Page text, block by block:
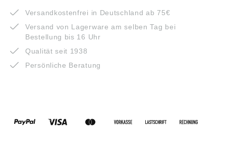
Versandkostenfrei in Deutschland ab 75€
Versand von Lagerware am selben Tag bei
Bestellung bis 16 Uhr
Qualität seit 1938
Persönliche Beratung